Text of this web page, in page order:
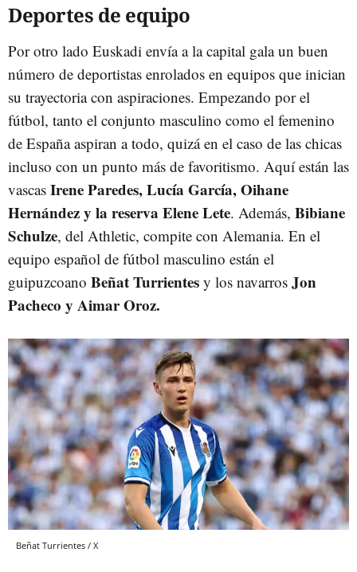
Deportes de equipo
Por otro lado Euskadi envía a la capital gala un buen
número de deportistas enrolados en equipos que inician
su trayectoria con aspiraciones. Empezando por el
fútbol, tanto el conjunto masculino como el femenino
de España aspiran a todo, quizá en el caso de las chicas
incluso con un punto más de favoritismo. Aquí están las
vascas Irene Paredes, Lucía García, Oihane
Hernández y la reserva Elene Lete. Además, Bibiane
Schulze, del Athletic, compite con Alemania. En el
equipo español de fútbol masculino están el
guipuzcoano Beñat Turrientes y los navarros Jon
Pacheco y Aimar Oroz.
Beñat Turrientes / X